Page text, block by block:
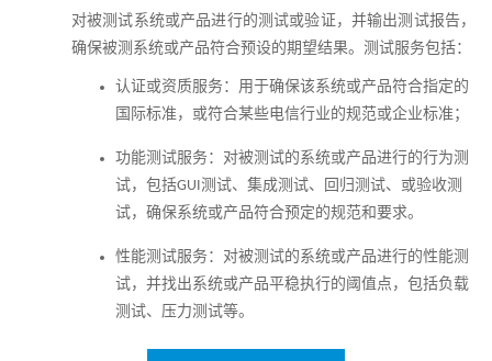
试方案、测试用例、测试环境的搭建和环境配置，以及测试过
程中的技术支持；
对被测试系统或产品进行的测试或验证，并输出测试报告，
确保被测系统或产品符合预设的期望结果。测试服务包括：
认证或资质服务：用于确保该系统或产品符合指定的
国际标准，或符合某些电信行业的规范或企业标准；
功能测试服务：对被测试的系统或产品进行的行为测
试，包括GUI测试、集成测试、回归测试、或验收测
试，确保系统或产品符合预定的规范和要求。
性能测试服务：对被测试的系统或产品进行的性能测
试，并找出系统或产品平稳执行的阈值点，包括负载
测试、压力测试等。